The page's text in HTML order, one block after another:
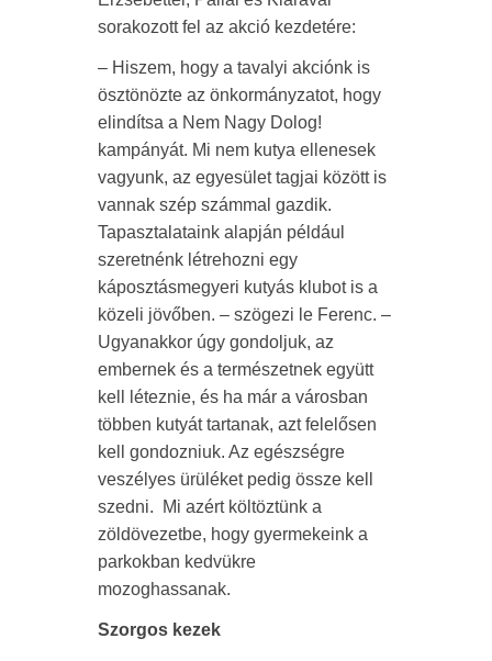
sorakozott fel az akció kezdetére:
– Hiszem, hogy a tavalyi akciónk is
ösztönözte az önkormányzatot, hogy
elindítsa a Nem Nagy Dolog!
kampányát. Mi nem kutya ellenesek
vagyunk, az egyesület tagjai között is
vannak szép számmal gazdik.
Tapasztalataink alapján például
szeretnénk létrehozni egy
káposztásmegyeri kutyás klubot is a
közeli jövőben. – szögezi le Ferenc. –
Ugyanakkor úgy gondoljuk, az
embernek és a természetnek együtt
kell léteznie, és ha már a városban
többen kutyát tartanak, azt felelősen
kell gondozniuk. Az egészségre
veszélyes ürüléket pedig össze kell
szedni. Mi azért költöztünk a
zöldövezetbe, hogy gyermekeink a
parkokban kedvükre
mozoghassanak.
Szorgos kezek